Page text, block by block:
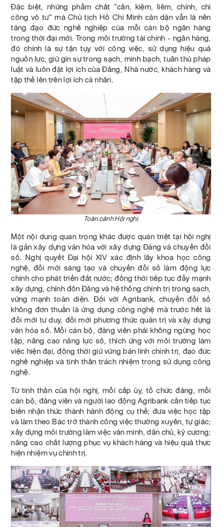
Đặc biệt, những phẩm chất “cần, kiệm, liêm, chính, chí
công vô tư” mà Chủ tịch Hồ Chí Minh căn dặn vẫn là nền
tảng đạo đức nghề nghiệp của mỗi cán bộ ngân hàng
trong thời đại mới. Trong môi trường tài chính - ngân hàng,
đó chính là sự tận tụy với công việc, sử dụng hiệu quả
nguồn lực, giữ gìn sự trong sạch, minh bạch, tuân thủ pháp
luật và luôn đặt lợi ích của Đảng, Nhà nước, khách hàng và
tập thể lên trên lợi ích cá nhân.
Toàn cảnh Hội nghị
Một nội dung quan trọng khác được quán triệt tại hội nghị
là gắn xây dựng văn hóa với xây dựng Đảng và chuyển đổi
số. Nghị quyết Đại hội XIV xác định lấy khoa học công
nghệ, đổi mới sáng tạo và chuyển đổi số làm động lực
chính cho phát triển đất nước; đồng thời tiếp tục đẩy mạnh
xây dựng, chỉnh đốn Đảng và hệ thống chính trị trong sạch,
vững mạnh toàn diện. Đối với Agribank, chuyển đổi số
không đơn thuần là ứng dụng công nghệ mà trước hết là
đổi mới tư duy, đổi mới phương thức quản trị và xây dựng
văn hóa số. Mỗi cán bộ, đảng viên phải không ngừng học
tập, nâng cao năng lực số, thích ứng với môi trường làm
việc hiện đại, đồng thời giữ vững bản lĩnh chính trị, đạo đức
nghề nghiệp và tinh thần trách nhiệm trong sử dụng công
nghệ.
Từ tinh thần của hội nghị, mỗi cấp ủy, tổ chức đảng, mỗi
cán bộ, đảng viên và người lao động Agribank cần tiếp tục
biến nhận thức thành hành động cụ thể; đưa việc học tập
và làm theo Bác trở thành công việc thường xuyên, tự giác;
xây dựng môi trường làm việc văn minh, dân chủ, kỷ cương;
nâng cao chất lượng phục vụ khách hàng và hiệu quả thực
hiện nhiệm vụ chính trị.